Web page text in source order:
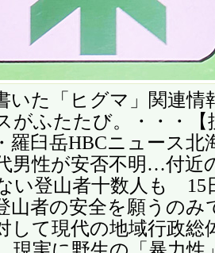
た「ヒグマ」関連情
がふたたび。・・・【
羅臼岳HBCニュース北
男性が安否不明…付近
い登山者十数人も 15
山者の安全を願うの
して現代の地域行政総